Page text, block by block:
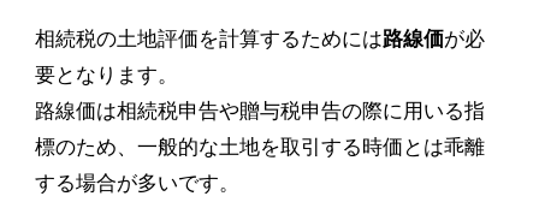
相続税の土地評価を計算するためには路線価が必
要となります。
路線価は相続税申告や贈与税申告の際に用いる指
標のため、一般的な土地を取引する時価とは乖離
する場合が多いです。